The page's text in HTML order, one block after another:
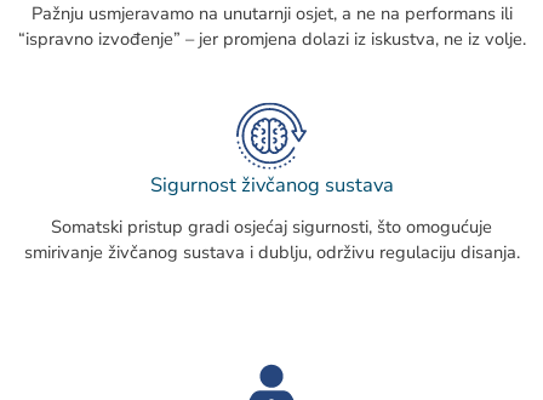
Pažnju usmjeravamo na unutarnji osjet, a ne na performans ili
“ispravno izvođenje” – jer promjena dolazi iz iskustva, ne iz volje.
Sigurnost živčanog sustava
Somatski pristup gradi osjećaj sigurnosti, što omogućuje
smirivanje živčanog sustava i dublju, održivu regulaciju disanja.